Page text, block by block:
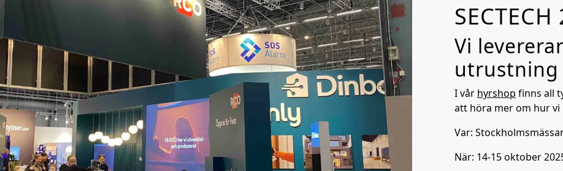
Vi
utrustning
I vår hyrshop finns all
att höra mer om hur vi
Var:
När: 14-15 oktober